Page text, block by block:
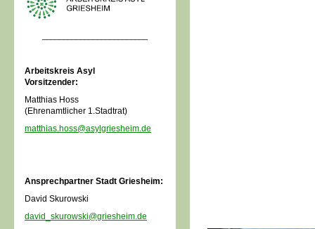
Arbeitskreis Asyl
Vorsitzender:
Matthias Hoss
(Ehrenamtlicher 1.Stadtrat)
matthias.hoss@asylgriesheim.de
Ansprechpartner Stadt Griesheim:
David Skurowski
david_skurowski@griesheim.de